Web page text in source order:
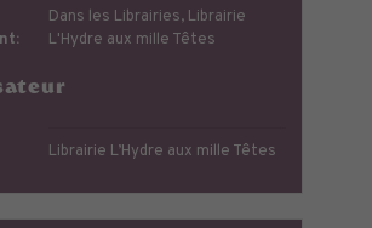
Dans les Librairies, Librairie
L'Hydre aux mille Têtes
Librairie L’Hydre aux mille Têtes